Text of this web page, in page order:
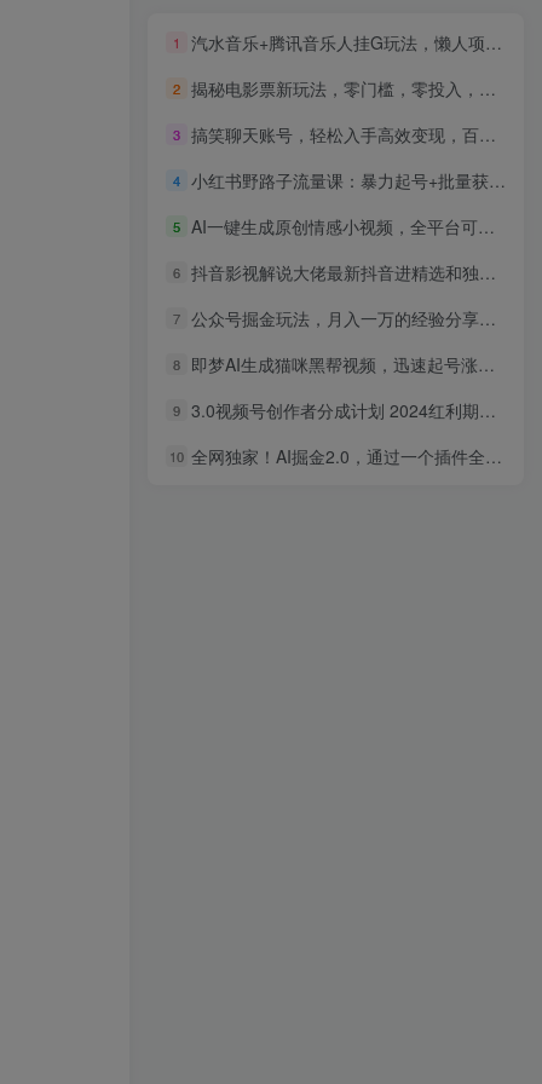
1 汽水音乐+腾讯音乐人挂G玩法，懒人项目，全自动运行，小白轻松上手，可批量矩阵放大【揭秘】
2 揭秘电影票新玩法，零门槛，零投入，高收益，15天赚3000+
3 搞笑聊天账号，轻松入手高效变现，百万操盘手亲授，小白也能涨粉数十万
4 小红书野路子流量课：暴力起号+批量获客+聚光打法，单账号月入3万+
5 AI一键生成原创情感小视频，全平台可发，月收入过万，适合小白
6 抖音影视解说大佬最新抖音进精选和独家方法，精选独家解说课(更新26年3月)
7 公众号掘金玩法，月入一万的经验分享给你，简单改写也可以获得稳定收益
8 即梦AI生成猫咪黑帮视频，迅速起号涨粉，一个月5000➕
9 3.0视频号创作者分成计划 2024红利期项目 日入1000+
10 全网独家！AI掘金2.0，通过一个插件全自动输出爆文，粘贴复制矩阵操作，…